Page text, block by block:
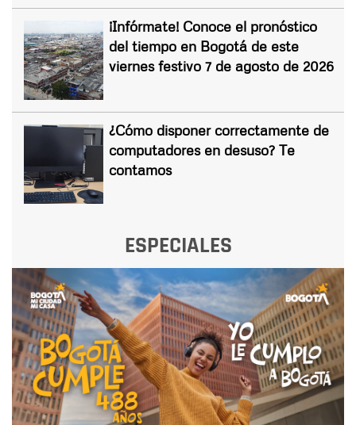
¡Infórmate! Conoce el pronóstico
del tiempo en Bogotá de este
viernes festivo 7 de agosto de 2026
¿Cómo disponer correctamente de
computadores en desuso? Te
contamos
ESPECIALES